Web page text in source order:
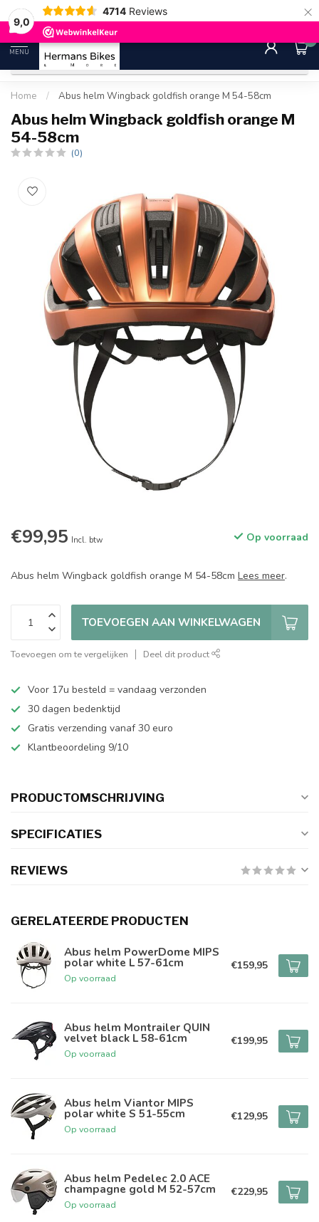
9,0
4714 Reviews ×
30 dagen bedenktijd Gratis
MENU
0
Home / Abus helm Wingback goldfish orange M 54-58cm
Abus helm Wingback goldfish orange M
54-58cm
(0)
€99,95 Incl. btw Op voorraad
Abus helm Wingback goldfish orange M 54-58cm Lees meer.
TOEVOEGEN AAN WINKELWAGEN
Toevoegen om te vergelijken Deel dit product
Voor 17u besteld = vandaag verzonden
30 dagen bedenktijd
Gratis verzending vanaf 30 euro
Klantbeoordeling 9/10
PRODUCTOMSCHRIJVING
SPECIFICATIES
REVIEWS
GERELATEERDE PRODUCTEN
Abus helm PowerDome MIPS
polar white L 57-61cm
Op voorraad
€159,95
Abus helm Montrailer QUIN
velvet black L 58-61cm
Op voorraad
€199,95
Abus helm Viantor MIPS
polar white S 51-55cm
Op voorraad
€129,95
Abus helm Pedelec 2.0 ACE
champagne gold M 52-57cm
Op voorraad
€229,95